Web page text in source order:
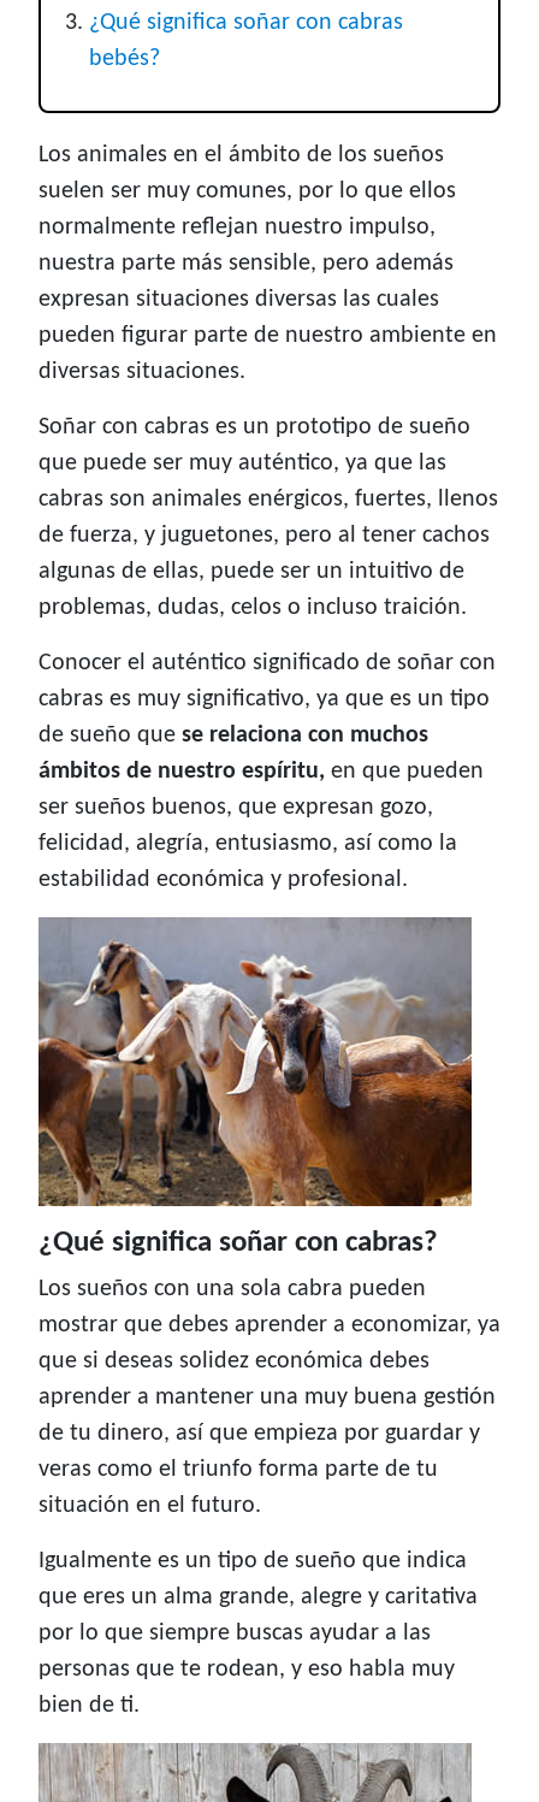
¿Qué significa soñar con cabras
bebés?
Los animales en el ámbito de los sueños
suelen ser muy comunes, por lo que ellos
normalmente reflejan nuestro impulso,
nuestra parte más sensible, pero además
expresan situaciones diversas las cuales
pueden figurar parte de nuestro ambiente en
diversas situaciones.
Soñar con cabras es un prototipo de sueño
que puede ser muy auténtico, ya que las
cabras son animales enérgicos, fuertes, llenos
de fuerza, y juguetones, pero al tener cachos
algunas de ellas, puede ser un intuitivo de
problemas, dudas, celos o incluso traición.
Conocer el auténtico significado de soñar con
cabras es muy significativo, ya que es un tipo
de sueño que se relaciona con muchos
ámbitos de nuestro espíritu, en que pueden
ser sueños buenos, que expresan gozo,
felicidad, alegría, entusiasmo, así como la
estabilidad económica y profesional.
¿Qué significa soñar con cabras?
Los sueños con una sola cabra pueden
mostrar que debes aprender a economizar, ya
que si deseas solidez económica debes
aprender a mantener una muy buena gestión
de tu dinero, así que empieza por guardar y
veras como el triunfo forma parte de tu
situación en el futuro.
Igualmente es un tipo de sueño que indica
que eres un alma grande, alegre y caritativa
por lo que siempre buscas ayudar a las
personas que te rodean, y eso habla muy
bien de ti.